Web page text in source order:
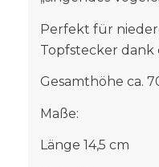
Perfekt für
Topfstecker dank
Gesamthöhe ca.
Maße:
Länge 14,5 cm